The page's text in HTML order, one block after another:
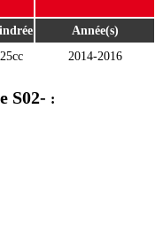
Année(s)
2014-2016
S02- :